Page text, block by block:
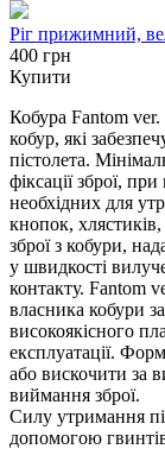
Ріг прижимний,
400 грн
Купити
Кобура Fantom
кобур, які
пістолета.
фіксації зброї,
необхідних для
кнопок, хлястиків,
зброї з кобури,
у швидкості
контакту. Fantom
власника кобури
високоякісного
експлуатації.
або вискочити за
виймання зброї.
Силу утримання
допомогою